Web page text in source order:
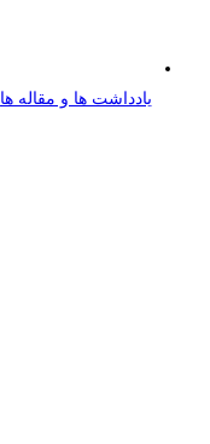
یادداشت ها و مقاله ها